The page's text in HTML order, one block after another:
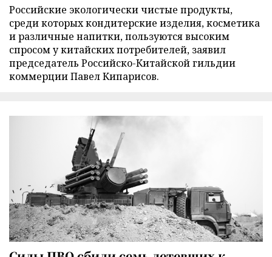
Российские экологически чистые продукты,
среди которых кондитерские изделия, косметика
и различные напитки, пользуются высоким
спросом у китайских потребителей, заявил
председатель Российско-Китайской гильдии
коммерции Павел Кипарисов.